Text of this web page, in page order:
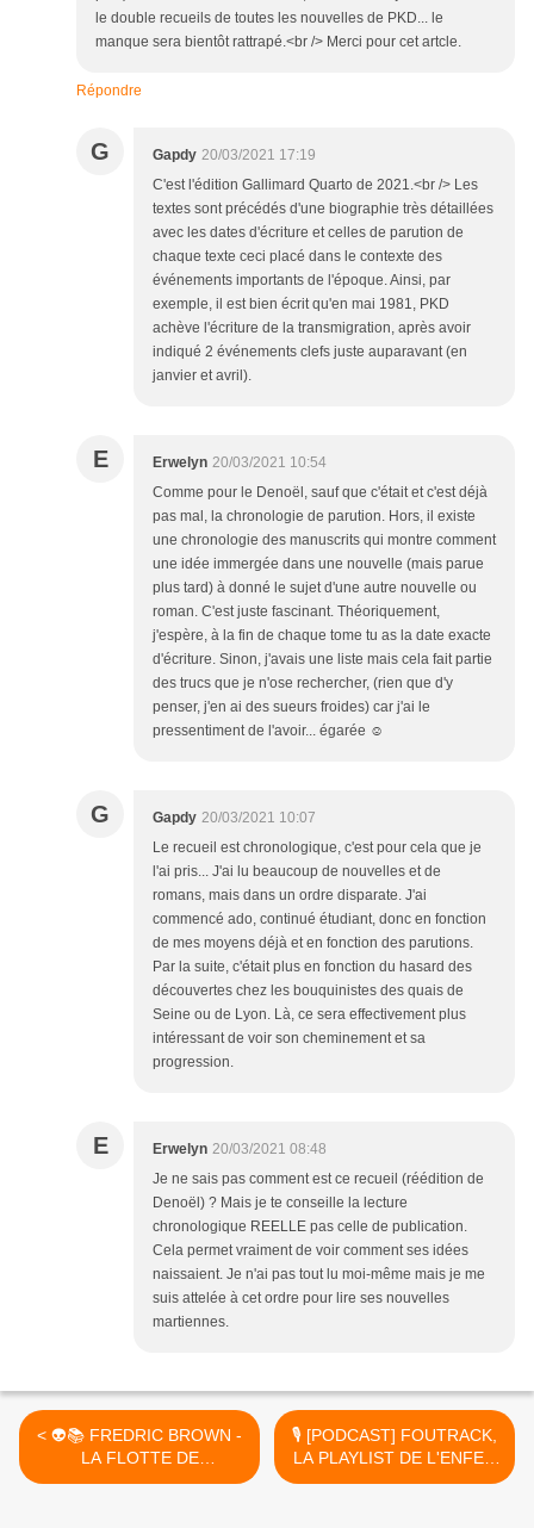
le double recueils de toutes les nouvelles de PKD... le
manque sera bientôt rattrapé.<br /> Merci pour cet artcle.
Répondre
G Gapdy 20/03/2021 17:19
C'est l'édition Gallimard Quarto de 2021.<br /> Les
textes sont précédés d'une biographie très détaillées
avec les dates d'écriture et celles de parution de
chaque texte ceci placé dans le contexte des
événements importants de l'époque. Ainsi, par
exemple, il est bien écrit qu'en mai 1981, PKD
achève l'écriture de la transmigration, après avoir
indiqué 2 événements clefs juste auparavant (en
janvier et avril).
E Erwelyn 20/03/2021 10:54
Comme pour le Denoël, sauf que c'était et c'est déjà
pas mal, la chronologie de parution. Hors, il existe
une chronologie des manuscrits qui montre comment
une idée immergée dans une nouvelle (mais parue
plus tard) à donné le sujet d'une autre nouvelle ou
roman. C'est juste fascinant. Théoriquement,
j'espère, à la fin de chaque tome tu as la date exacte
d'écriture. Sinon, j'avais une liste mais cela fait partie
des trucs que je n'ose rechercher, (rien que d'y
penser, j'en ai des sueurs froides) car j'ai le
pressentiment de l'avoir... égarée ☺
G Gapdy 20/03/2021 10:07
Le recueil est chronologique, c'est pour cela que je
l'ai pris... J'ai lu beaucoup de nouvelles et de
romans, mais dans un ordre disparate. J'ai
commencé ado, continué étudiant, donc en fonction
de mes moyens déjà et en fonction des parutions.
Par la suite, c'était plus en fonction du hasard des
découvertes chez les bouquinistes des quais de
Seine ou de Lyon. Là, ce sera effectivement plus
intéressant de voir son cheminement et sa
progression.
E Erwelyn 20/03/2021 08:48
Je ne sais pas comment est ce recueil (réédition de
Denoël) ? Mais je te conseille la lecture
chronologique REELLE pas celle de publication.
Cela permet vraiment de voir comment ses idées
naissaient. Je n'ai pas tout lu moi-même mais je me
suis attelée à cet ordre pour lire ses nouvelles
martiennes.
< 👽📚 FREDRIC BROWN -
LA FLOTTE DE
VENGEANCE
🎙️ [PODCAST] FOUTRACK,
LA PLAYLIST DE L'ENFER
#12 - ZOMBIES, ROUND 1